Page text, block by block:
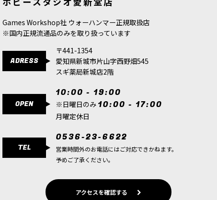
Games Workshop社 ウォーハンマー正規取扱店
※国内正規流通品のみを取り扱っています
ADRESS
〒441-1354
愛知県新城市片山字西野畑545
スギ薬局新城店2階
OPEN
10:00 - 19:00
※日曜日のみ 10:00 - 17:00
月曜定休日
TEL
0536-23-6622
営業時間外のお電話にはご対応できかねます。
予めご了承ください。
アクセスを確認する